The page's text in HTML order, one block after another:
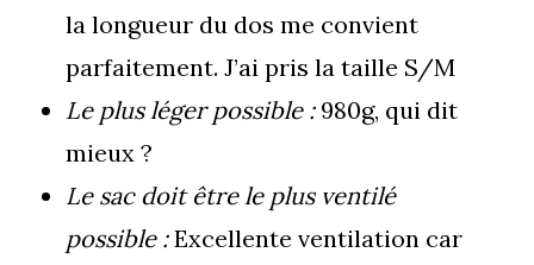
la longueur du dos me convient
parfaitement. J’ai pris la taille S/M
Le plus léger possible :980g, qui dit
mieux ?
Le sac doit être le plus ventilé
possible :Excellente ventilation car